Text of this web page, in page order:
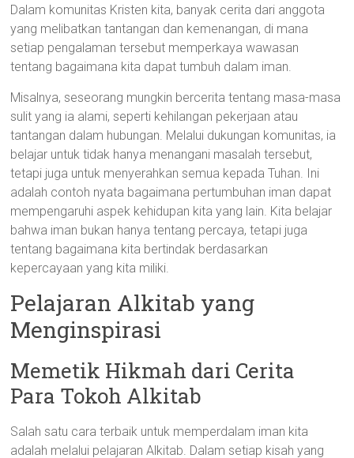
Dalam komunitas Kristen kita, banyak cerita dari anggota
yang melibatkan tantangan dan kemenangan, di mana
setiap pengalaman tersebut memperkaya wawasan
tentang bagaimana kita dapat tumbuh dalam iman.
Misalnya, seseorang mungkin bercerita tentang masa-masa
sulit yang ia alami, seperti kehilangan pekerjaan atau
tantangan dalam hubungan. Melalui dukungan komunitas, ia
belajar untuk tidak hanya menangani masalah tersebut,
tetapi juga untuk menyerahkan semua kepada Tuhan. Ini
adalah contoh nyata bagaimana pertumbuhan iman dapat
mempengaruhi aspek kehidupan kita yang lain. Kita belajar
bahwa iman bukan hanya tentang percaya, tetapi juga
tentang bagaimana kita bertindak berdasarkan
kepercayaan yang kita miliki.
Pelajaran Alkitab yang
Menginspirasi
Memetik Hikmah dari Cerita
Para Tokoh Alkitab
Salah satu cara terbaik untuk memperdalam iman kita
adalah melalui pelajaran Alkitab. Dalam setiap kisah yang